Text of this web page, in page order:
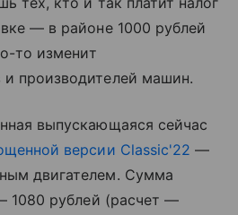
— в районе 1000 рублей
то изменит
производителей машин.
выпускающаяся сейчас
версии Classic'22 —
двигателем. Сумма
1080 рублей (расчет —